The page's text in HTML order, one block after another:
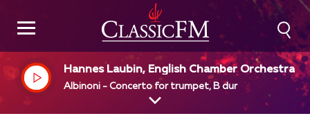
Hannes Laubin, English Chamber Orchestra, Si
mon Preston, dir
Albinoni - Concerto for trumpet, B dur